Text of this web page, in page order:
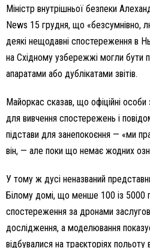
Міністр внутрішньої безпеки
News 15 грудня, що «безсумнівно,
деякі нещодавні спостереження в
на Східному узбережжі могли бути
апаратами або дублікатами звітів.
Майоркас сказав, що офіційні
для вивчення спостережень і
підстави для занепокоєння — «ми
він, — але поки що немає жодних
У тому ж дусі неназваний
Білому домі, що менше 100 із 5000
спостереження за дронами
дослідження, а моделювання
відбувалися на траєкторіях польоту